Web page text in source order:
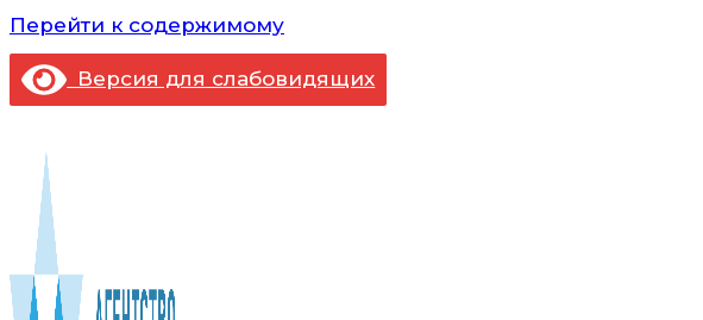
Перейти к содержимому
Версия для слабовидящих